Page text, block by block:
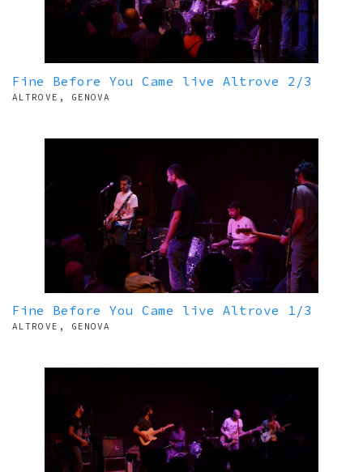
Fine Before You Came live Altrove 2/3
ALTROVE, GENOVA
Fine Before You Came live Altrove 1/3
ALTROVE, GENOVA